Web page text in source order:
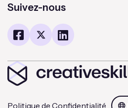
Suivez-nous
Politique de Confidentialité